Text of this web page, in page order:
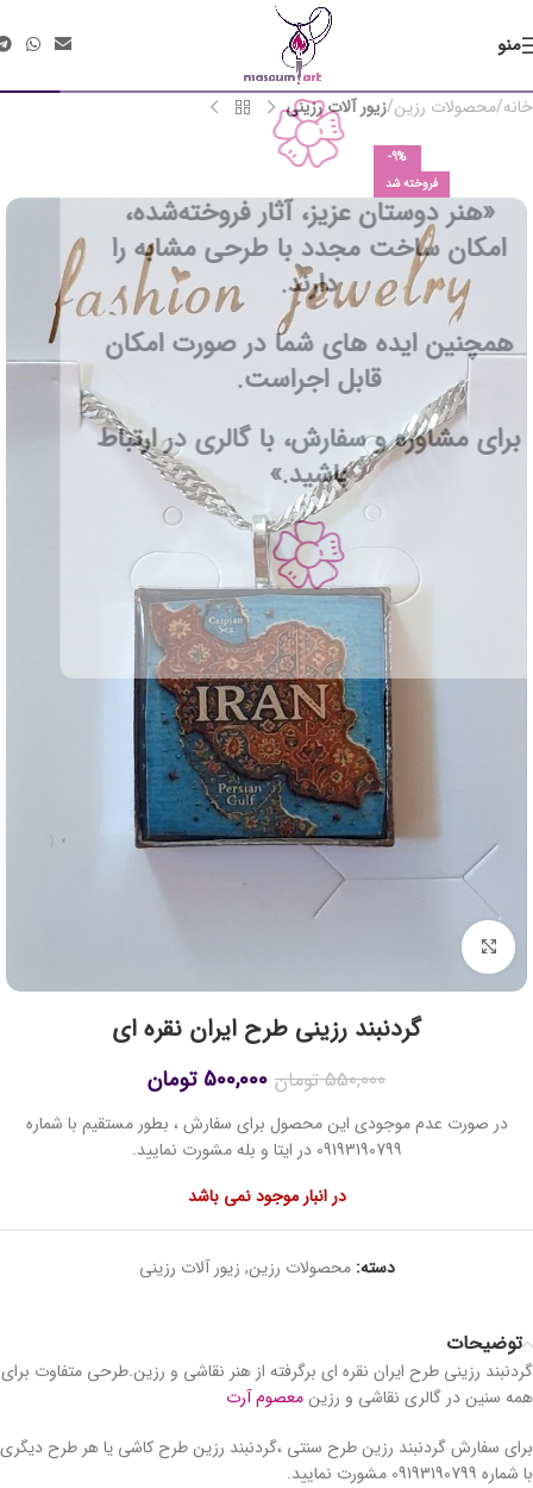
«هنر دوستان عزیز، آثار فروخته‌شده،
امکان ساخت مجدد با طرحی مشابه را
دارند.
همچنین ایده های شما در صورت امکان
قابل اجراست.
برای مشاوره و سفارش، با گالری در ارتباط
باشید.»
منو
خانه محصولات رزین زیور آلات رزینی
-9%
فروخته شد
برای بزرگنمایی کلیک کنید
گردنبند رزینی طرح ایران نقره ای
550,000تومان 500,000 تومان
در صورت عدم موجودی این محصول برای سفارش ، بطور مستقیم با شماره
09193190799 در ایتا و بله مشورت نمایید.
در انبار موجود نمی باشد
دسته: محصولات رزین, زیور آلات رزینی
توضیحات
گردنبند رزینی طرح ایران نقره ای برگرفته از هنر نقاشی و رزین.طرحی متفاوت برای
همه سنین در گالری نقاشی و رزینمعصوم آرت
برای سفارش گردنبند رزین طرح سنتی ،گردنبند رزین طرح کاشی یا هر طرح دیگری
با شماره 09193190799 مشورت نمایید.